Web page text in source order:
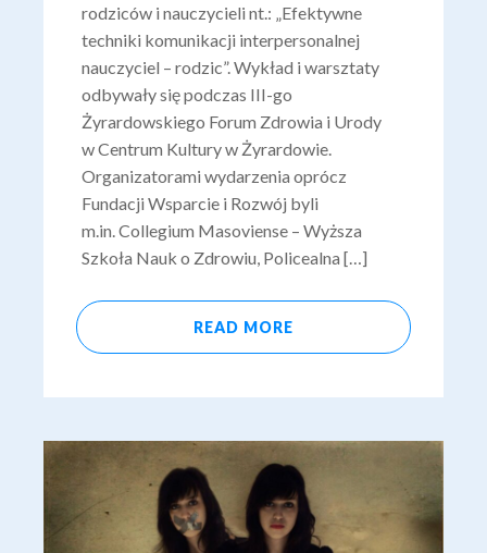
rodziców i nauczycieli nt.: „Efektywne
techniki komunikacji interpersonalnej
nauczyciel – rodzic”. Wykład i warsztaty
odbywały się podczas III-go
Żyrardowskiego Forum Zdrowia i Urody
w Centrum Kultury w Żyrardowie.
Organizatorami wydarzenia oprócz
Fundacji Wsparcie i Rozwój byli
m.in. Collegium Masoviense – Wyższa
Szkoła Nauk o Zdrowiu, Policealna […]
READ MORE